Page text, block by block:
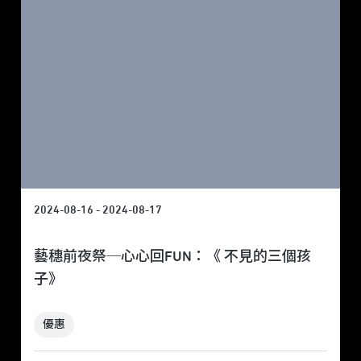
2024-08-16 - 2024-08-17
藝穗前夜祭─心心回FUN：《 不見的三個孩
子》
優惠